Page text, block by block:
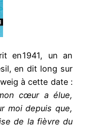
en 1941, un an
en dit long sur
à cette date :
cœur a élue,
moi depuis que,
de la fièvre du